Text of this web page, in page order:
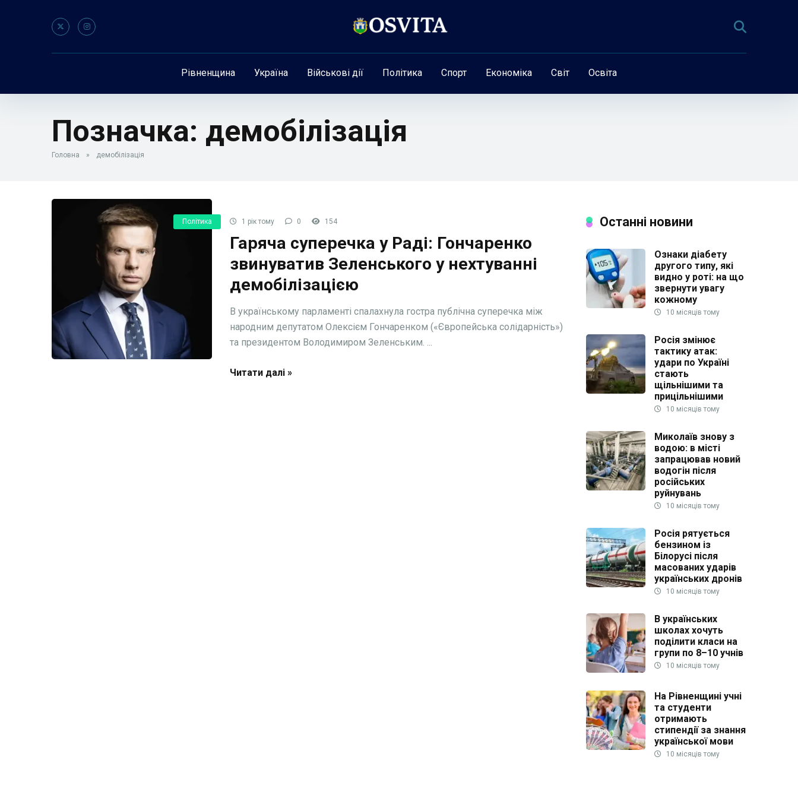
Рівненщина Україна Військові дії Політика Спорт Економіка Світ Освіта
Позначка: демобілізація
Головна » демобілізація
Політика 1 рік тому 0 154
Гаряча суперечка у Раді: Гончаренко
звинуватив Зеленського у нехтуванні
демобілізацією
В українському парламенті спалахнула гостра публічна суперечка між
народним депутатом Олексієм Гончаренком («Європейська солідарність»)
та президентом Володимиром Зеленським. ...
Читати далі »
Останні новини
Ознаки діабету
другого типу, які
видно у роті: на що
звернути увагу
кожному
10 місяців тому
Росія змінює
тактику атак:
удари по Україні
стають
щільнішими та
прицільнішими
10 місяців тому
Миколаїв знову з
водою: в місті
запрацював новий
водогін після
російських
руйнувань
10 місяців тому
Росія рятується
бензином із
Білорусі після
масованих ударів
українських дронів
10 місяців тому
В українських
школах хочуть
поділити класи на
групи по 8–10 учнів
10 місяців тому
На Рівненщині учні
та студенти
отримають
стипендії за знання
української мови
10 місяців тому